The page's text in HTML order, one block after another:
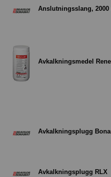
Anslutningsslang, 2000
Avkalkningsmedel
Avkalkningsplugg
Avkalkningsplugg RLX